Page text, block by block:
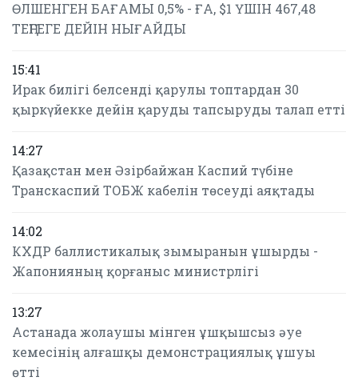
ӨЛШЕНГЕН БАҒАМЫ 0,5% - ҒА, $1 ҮШІН 467,48
ТЕҢГЕГЕ ДЕЙІН НЫҒАЙДЫ
15:41
Ирак билігі белсенді қарулы топтардан 30
қыркүйекке дейін қаруды тапсыруды талап етті
14:27
Қазақстан мен Әзірбайжан Каспий түбіне
Транскаспий ТОБЖ кабелін төсеуді аяқтады
14:02
КХДР баллистикалық зымыранын ұшырды -
Жапонияның қорғаныс министрлігі
13:27
Астанада жолаушы мінген ұшқышсыз әуе
кемесінің алғашқы демонстрациялық ұшуы
өтті